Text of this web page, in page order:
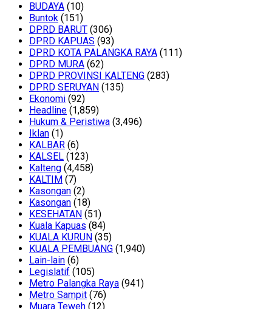
BUDAYA (10)
Buntok (151)
DPRD BARUT (306)
DPRD KAPUAS (93)
DPRD KOTA PALANGKA RAYA (111)
DPRD MURA (62)
DPRD PROVINSI KALTENG (283)
DPRD SERUYAN (135)
Ekonomi (92)
Headline (1,859)
Hukum & Peristiwa (3,496)
Iklan (1)
KALBAR (6)
KALSEL (123)
Kalteng (4,458)
KALTIM (7)
Kasongan (2)
Kasongan (18)
KESEHATAN (51)
Kuala Kapuas (84)
KUALA KURUN (35)
KUALA PEMBUANG (1,940)
Lain-lain (6)
Legislatif (105)
Metro Palangka Raya (941)
Metro Sampit (76)
Muara Teweh (12)